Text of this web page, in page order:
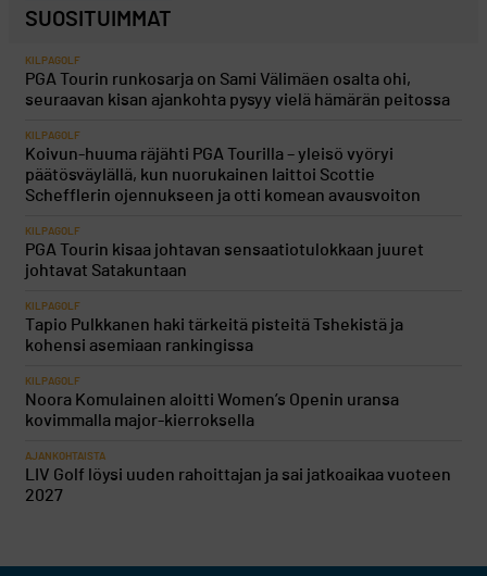
SUOSITUIMMAT
KILPAGOLF
PGA Tourin runkosarja on Sami Välimäen osalta ohi,
seuraavan kisan ajankohta pysyy vielä hämärän peitossa
KILPAGOLF
Koivun-huuma räjähti PGA Tourilla – yleisö vyöryi
päätösväylällä, kun nuorukainen laittoi Scottie
Schefflerin ojennukseen ja otti komean avausvoiton
KILPAGOLF
PGA Tourin kisaa johtavan sensaatiotulokkaan juuret
johtavat Satakuntaan
KILPAGOLF
Tapio Pulkkanen haki tärkeitä pisteitä Tshekistä ja
kohensi asemiaan rankingissa
KILPAGOLF
Noora Komulainen aloitti Women’s Openin uransa
kovimmalla major-kierroksella
AJANKOHTAISTA
LIV Golf löysi uuden rahoittajan ja sai jatkoaikaa vuoteen
2027